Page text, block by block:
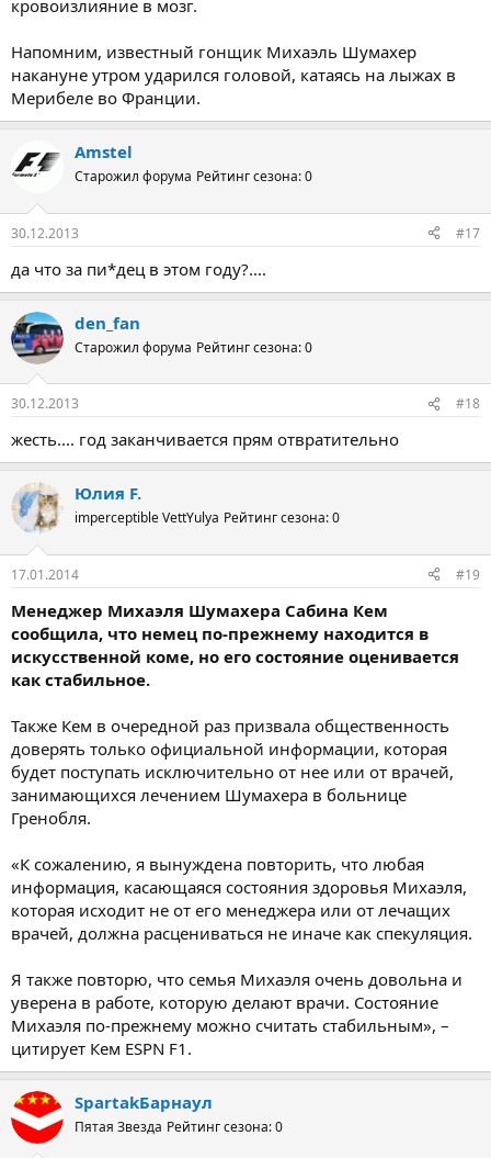
кровоизлияние в мозг.
Напомним, известный гонщик Михаэль Шумахер
накануне утром ударился головой, катаясь на лыжах в
Мерибеле во Франции.
Amstel
Старожил форума Рейтинг сезона: 0
30.12.2013 #17
да что за пи*дец в этом году?....
den_fan
Старожил форума Рейтинг сезона: 0
30.12.2013 #18
жесть.... год заканчивается прям отвратительно
Юлия F.
imperceptible VettYulya Рейтинг сезона: 0
17.01.2014 #19
Менеджер Михаэля Шумахера Сабина Кем
сообщила, что немец по-прежнему находится в
искусственной коме, но его состояние оценивается
как стабильное.
Также Кем в очередной раз призвала общественность
доверять только официальной информации, которая
будет поступать исключительно от нее или от врачей,
занимающихся лечением Шумахера в больнице
Гренобля.
«К сожалению, я вынуждена повторить, что любая
информация, касающаяся состояния здоровья Михаэля,
которая исходит не от его менеджера или от лечащих
врачей, должна расцениваться не иначе как спекуляция.
Я также повторю, что семья Михаэля очень довольна и
уверена в работе, которую делают врачи. Состояние
Михаэля по-прежнему можно считать стабильным», –
цитирует Кем ESPN F1.
SpartakБарнаул
Пятая Звезда Рейтинг сезона: 0